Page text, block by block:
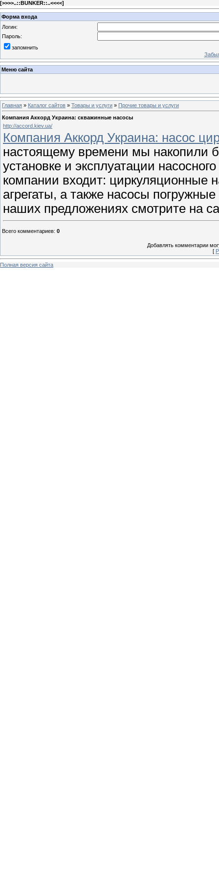
[>>>>..::BUNKER::..<<<<]
Форма входа
Логин:
Пароль:
запомнить
Меню сайта
Главная » Каталог сайтов » Товары и услуги » Прочие товары и услуги
Компания Аккорд Украина: скважинные насосы
http://accord.kiev.ua/
Компания Аккорд Украина: насос
настоящему времени мы накопили
установке и эксплуатации
компании входит: циркуляционные
агрегаты, а также насосы
наших предложениях смотрите на
Всего комментариев: 0
Добавлять комментарии
[
Полная версия сайта